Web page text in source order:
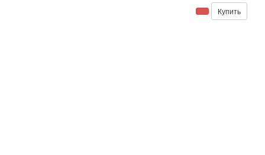
Купить